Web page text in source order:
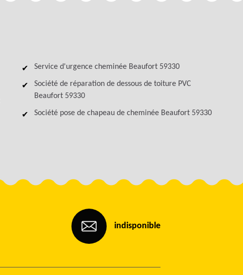
Service d'urgence cheminée Beaufort 59330
Société de réparation de dessous de toiture PVC
Beaufort 59330
Société pose de chapeau de cheminée Beaufort 59330
indisponible